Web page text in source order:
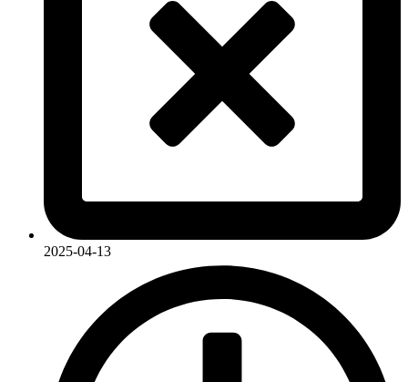
2025-04-13